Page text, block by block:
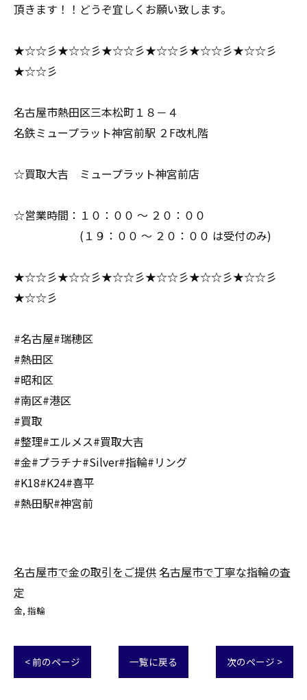
頂きます！！どうぞ宜しくお願い致します。
★☆☆彡★☆☆彡★☆☆彡★☆☆彡★☆☆彡★☆☆彡
★☆☆彡
名古屋市熱田区三本松町１８－４
名鉄ミュープラット神宮前駅 ２F改札階
☆買取大吉 ミュープラット神宮前店
☆営業時間：１０：００ ～ ２０：００
(１９：００ ～ ２０：００ は受付のみ)
★☆☆彡★☆☆彡★☆☆彡★☆☆彡★☆☆彡★☆☆彡
★☆☆彡
#名古屋#瑞穂区
#熱田区
#昭和区
#南区#港区
#買取
#整理#エルメス#買取大吉
#金#プラチナ#Silver#指輪#リング
#K18#K24#喜平
#熱田駅#神宮前
名古屋市で金の取引をご提供 名古屋市で丁寧な指輪の査
定
金 指輪
< 前のページ 一覧に戻る 次のページ >